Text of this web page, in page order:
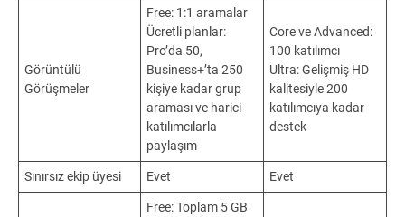
Görüntülü
Görüşmeler
Free: 1:1 aramalar
Ücretli planlar:
Pro’da 50,
Business+’ta 250
kişiye kadar grup
araması ve harici
katılımcılarla
paylaşım
Core ve Advanced:
100 katılımcı
Ultra: Gelişmiş HD
kalitesiyle 200
katılımcıya kadar
destek
Sınırsız ekip üyesi Evet Evet
Free: Toplam 5 GB